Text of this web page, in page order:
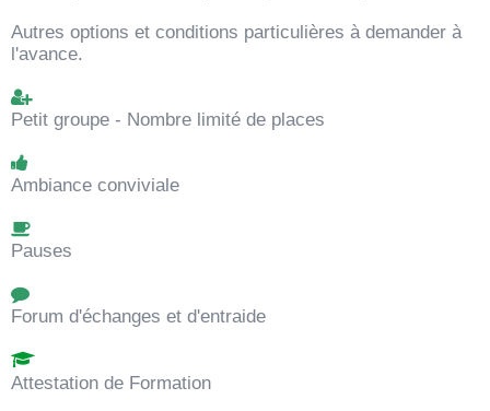
Autres options et conditions particulières à demander à
l'avance.
Petit groupe - Nombre limité de places
Ambiance conviviale
Pauses
Forum d'échanges et d'entraide
Attestation de Formation